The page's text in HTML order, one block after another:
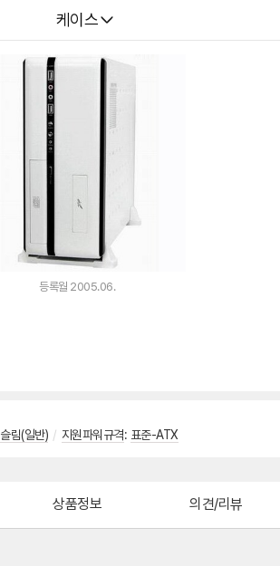
다나와
케이스
등록월 2005.06.
슬림(일반) / 지원파워규격: 표준-ATX
상품정보 의견/리뷰